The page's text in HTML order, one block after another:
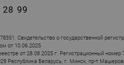
99
Свидетельство о государственной
от 10.06.2025
от 28.08.2025 г. Регистрационный номер
Республика Беларусь, г. Минск, пр-т